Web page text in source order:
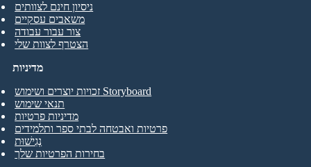
ניסיון חינם לצוותים
משאבים עסקיים
צור עבור עבודה
הצטרף לצוות שלי
מדיניות
זכויות יוצרים ושימוש Storyboard
תנאי שימוש
מדיניות פרטיות
פרטיות ואבטחה לבתי ספר ותלמידים
נְגִישׁוּת
בחירות הפרטיות שלך